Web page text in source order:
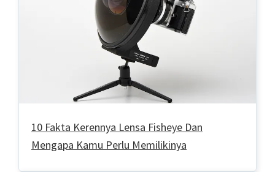
10 Fakta Kerennya Lensa Fisheye Dan
Mengapa Kamu Perlu Memilikinya